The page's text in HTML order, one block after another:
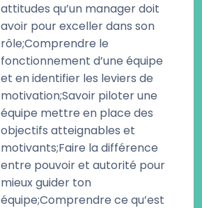
attitudes qu’un manager doit
avoir pour exceller dans son
rôle;Comprendre le
fonctionnement d’une équipe
et en identifier les leviers de
motivation;Savoir piloter une
équipe mettre en place des
objectifs atteignables et
motivants;Faire la différence
entre pouvoir et autorité pour
mieux guider ton
équipe;Comprendre ce qu’est